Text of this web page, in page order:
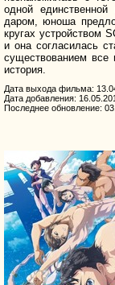
одной
даром, юноша
кругах устройством
и она согласилась
существованием
история.
Дата выхода фильма:
Дата добавления:
Последнее обновление: